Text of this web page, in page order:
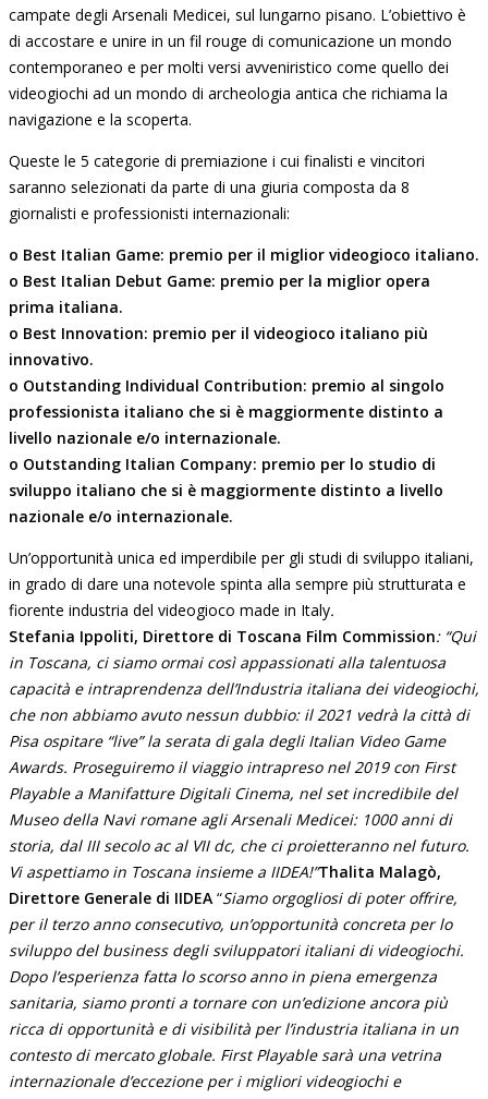
campate degli Arsenali Medicei, sul lungarno pisano. L’obiettivo è
di accostare e unire in un fil rouge di comunicazione un mondo
contemporaneo e per molti versi avveniristico come quello dei
videogiochi ad un mondo di archeologia antica che richiama la
navigazione e la scoperta.
Queste le 5 categorie di premiazione i cui finalisti e vincitori
saranno selezionati da parte di una giuria composta da 8
giornalisti e professionisti internazionali:
o Best Italian Game: premio per il miglior videogioco italiano.
o Best Italian Debut Game: premio per la miglior opera
prima italiana.
o Best Innovation: premio per il videogioco italiano più
innovativo.
o Outstanding Individual Contribution: premio al singolo
professionista italiano che si è maggiormente distinto a
livello nazionale e/o internazionale.
o Outstanding Italian Company: premio per lo studio di
sviluppo italiano che si è maggiormente distinto a livello
nazionale e/o internazionale.
Un’opportunità unica ed imperdibile per gli studi di sviluppo italiani,
in grado di dare una notevole spinta alla sempre più strutturata e
fiorente industria del videogioco made in Italy.
Stefania Ippoliti, Direttore di Toscana Film Commission: “Qui
in Toscana, ci siamo ormai così appassionati alla talentuosa
capacità e intraprendenza dell’Industria italiana dei videogiochi,
che non abbiamo avuto nessun dubbio: il 2021 vedrà la città di
Pisa ospitare “live” la serata di gala degli Italian Video Game
Awards. Proseguiremo il viaggio intrapreso nel 2019 con First
Playable a Manifatture Digitali Cinema, nel set incredibile del
Museo della Navi romane agli Arsenali Medicei: 1000 anni di
storia, dal III secolo ac al VII dc, che ci proietteranno nel futuro.
Vi aspettiamo in Toscana insieme a IIDEA!”Thalita Malagò,
Direttore Generale di IIDEA “Siamo orgogliosi di poter offrire,
per il terzo anno consecutivo, un’opportunità concreta per lo
sviluppo del business degli sviluppatori italiani di videogiochi.
Dopo l’esperienza fatta lo scorso anno in piena emergenza
sanitaria, siamo pronti a tornare con un’edizione ancora più
ricca di opportunità e di visibilità per l’industria italiana in un
contesto di mercato globale. First Playable sarà una vetrina
internazionale d’eccezione per i migliori videogiochi e